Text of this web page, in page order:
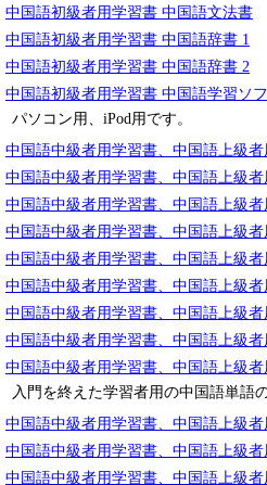
中国語初級者用学習書 中国語文法書
中国語初級者用学習書 中国語辞書 1
中国語初級者用学習書 中国語辞書 2
中国語初級者用学習書 中国語学習ソ
パソコン用、iPod用です。
中国語中級者用学習書、中国語上級
中国語中級者用学習書、中国語上級
中国語中級者用学習書、中国語上級
中国語中級者用学習書、中国語上級
中国語中級者用学習書、中国語上級
中国語中級者用学習書、中国語上級
中国語中級者用学習書、中国語上級
中国語中級者用学習書、中国語上級
中国語中級者用学習書、中国語上級
入門を終えた学習者用の中国語単語
中国語中級者用学習書、中国語上級
中国語中級者用学習書、中国語上級
中国語中級者用学習書、中国語上級